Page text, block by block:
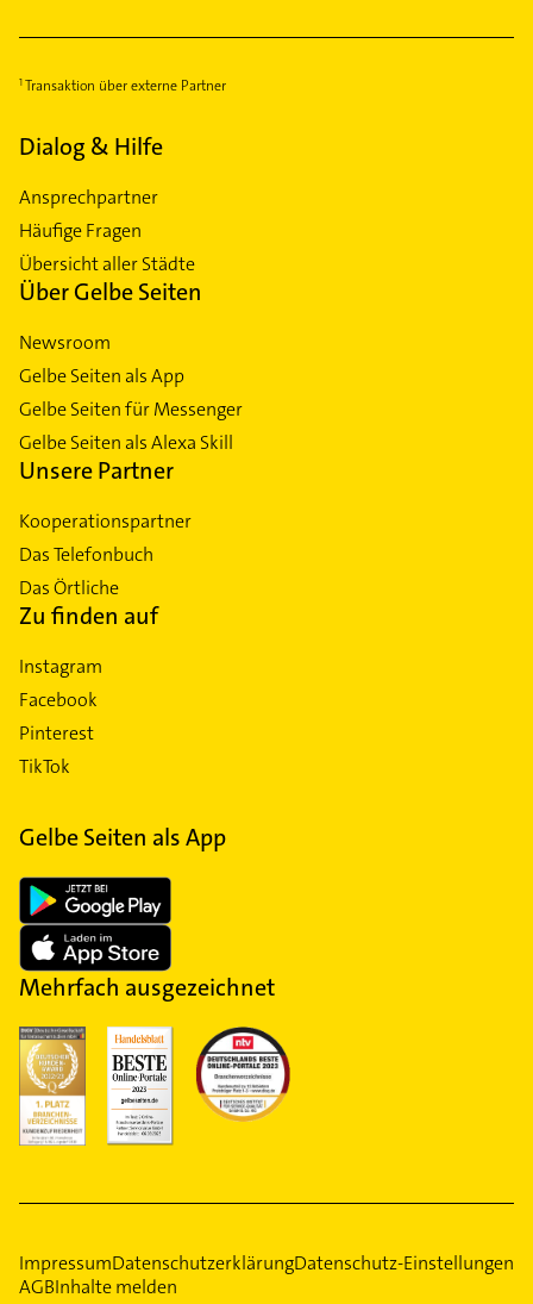
Wöhrd
Transaktion über externe Partner
Dialog & Hilfe
Ansprechpartner
Häufige Fragen
Übersicht aller Städte
Über Gelbe Seiten
Newsroom
Gelbe Seiten als App
Gelbe Seiten für Messenger
Gelbe Seiten als Alexa Skill
Unsere Partner
Kooperationspartner
Das Telefonbuch
Das Örtliche
Zu finden auf
Instagram
Facebook
Pinterest
TikTok
Gelbe Seiten als App
Mehrfach ausgezeichnet
ImpressumDatenschutzerklärungDatenschutz-Einstellungen
AGBInhalte melden